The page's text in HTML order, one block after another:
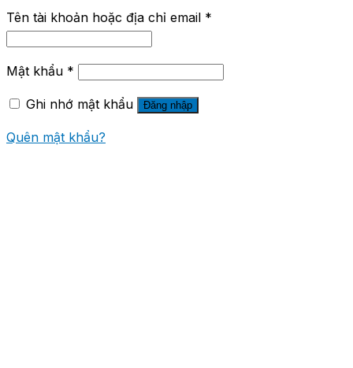
Tên tài khoản hoặc địa chỉ email *
Mật khẩu *
Ghi nhớ mật khẩu Đăng nhập
Quên mật khẩu?